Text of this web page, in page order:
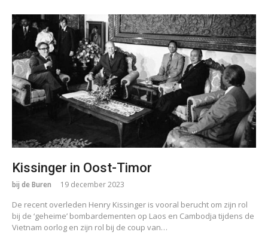
Kissinger in Oost-Timor
bij de Buren 19 december 2023
De recent overleden Henry Kissinger is vooral berucht om zijn rol
bij de ‘geheime’ bombardementen op Laos en Cambodja tijdens de
Vietnam oorlog en zijn rol bij de coup van…